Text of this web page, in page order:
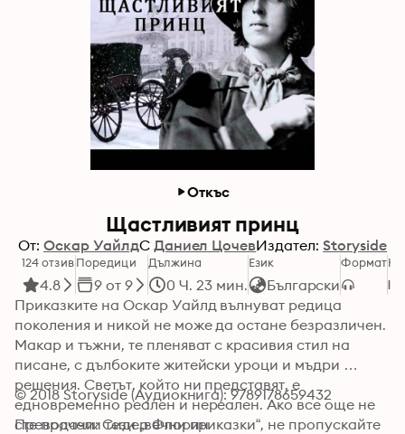
Откъс
Щастливият принц
От: Оскар УайлдС Даниел ЦочевИздател: Storyside
124 отзив
4.8
Поредици
9 от 9
Дължина
0 Ч. 23 мин.
Език
Български
Формат
Приказките на Оскар Уайлд вълнуват редица
поколения и никой не може да остане безразличен.
Макар и тъжни, те пленяват с красивия стил на
писане, с дълбоките житейски уроци и мъдри
решения. Светът, който ни представят, е
едновременно реален и нереален. Ако все още не
сте прочели тези „вечни приказки“, не пропускайте
© 2018 Storyside (Аудиокнига): 9789178659432
Преводачи: Сидер Флорин